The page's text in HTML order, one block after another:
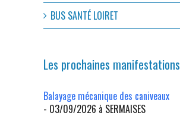
BUS SANTÉ LOIRET
Les prochaines manifestations
Balayage mécanique des caniveaux
- 03/09/2026 à SERMAISES